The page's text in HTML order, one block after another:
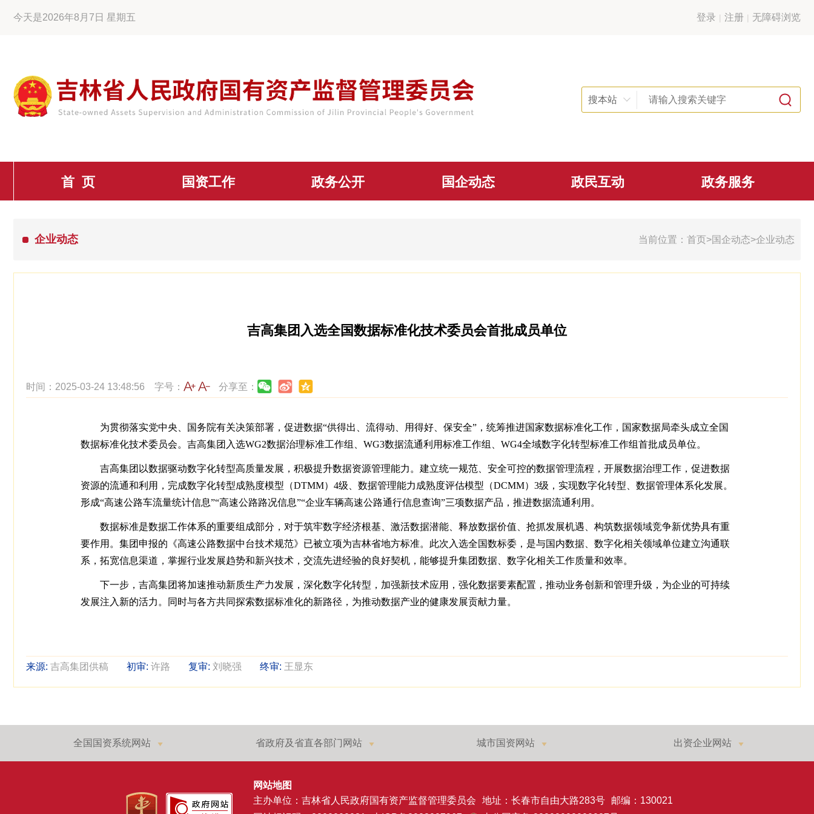
今天是2026年8月7日 星期五 登录 注册 无障碍浏览
搜本站
首 页 国资工作 政务公开 国企动态 政民互动 政务服务
企业动态 当前位置： 首页>国企动态>企业动态
吉高集团入选全国数据标准化技术委员会首批成员单位
时间：2025-03-24 13:48:56 字号： 分享至：
为贯彻落实党中央、国务院有关决策部署，促进数据“供得出、流得动、用得好、保安全”，统筹推进国家数据标准化工作，国家数据局牵头成立全国
数据标准化技术委员会。吉高集团入选WG2数据治理标准工作组、WG3数据流通利用标准工作组、WG4全域数字化转型标准工作组首批成员单位。
吉高集团以数据驱动数字化转型高质量发展，积极提升数据资源管理能力。建立统一规范、安全可控的数据管理流程，开展数据治理工作，促进数据
资源的流通和利用，完成数字化转型成熟度模型（DTMM）4级、数据管理能力成熟度评估模型（DCMM）3级，实现数字化转型、数据管理体系化发展。
形成“高速公路车流量统计信息”“高速公路路况信息”“企业车辆高速公路通行信息查询”三项数据产品，推进数据流通利用。
数据标准是数据工作体系的重要组成部分，对于筑牢数字经济根基、激活数据潜能、释放数据价值、抢抓发展机遇、构筑数据领域竞争新优势具有重
要作用。集团申报的《高速公路数据中台技术规范》已被立项为吉林省地方标准。此次入选全国数标委，是与国内数据、数字化相关领域单位建立沟通联
系，拓宽信息渠道，掌握行业发展趋势和新兴技术，交流先进经验的良好契机，能够提升集团数据、数字化相关工作质量和效率。
下一步，吉高集团将加速推动新质生产力发展，深化数字化转型，加强新技术应用，强化数据要素配置，推动业务创新和管理升级，为企业的可持续
发展注入新的活力。同时与各方共同探索数据标准化的新路径，为推动数据产业的健康发展贡献力量。
来源: 吉高集团供稿 初审: 许路 复审: 刘晓强 终审: 王显东
全国国资系统网站 省政府及省直各部门网站 城市国资网站 出资企业网站
网站地图
主办单位：吉林省人民政府国有资产监督管理委员会
地址：长春市自由大路283号
邮编：130021